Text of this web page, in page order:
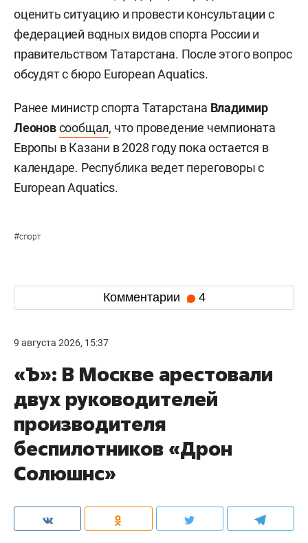
оценить ситуацию и провести консультации с
федерацией водных видов спорта России и
правительством Татарстана. После этого вопрос
обсудят с бюро European Aquatics.
Ранее министр спорта Татарстана Владимир
Леоновсообщал, что проведение чемпионата
Европы в Казани в 2028 году пока остается в
календаре. Республика ведет переговоры с
European Aquatics.
#спорт
Комментарии 4
9 августа 2026, 15:37
«Ъ»: В Москве арестовали
двух руководителей
производителя
беспилотников «Дрон
Солюшнс»